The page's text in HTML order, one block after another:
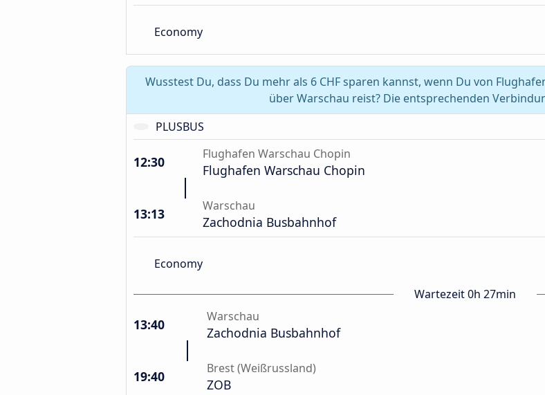
Economy
Wusstest Du, dass Du mehr als 6 CHF sparen kannst, wenn Du von
über Warschau reist? Die entsprechenden
PLUSBUS
12:30 Flughafen Warschau Chopin
Flughafen Warschau Chopin
13:13 Warschau
Zachodnia Busbahnhof
Economy
Wartezeit 0h 27min
13:40 Warschau
Zachodnia Busbahnhof
19:40 Brest (Weißrussland)
ZOB